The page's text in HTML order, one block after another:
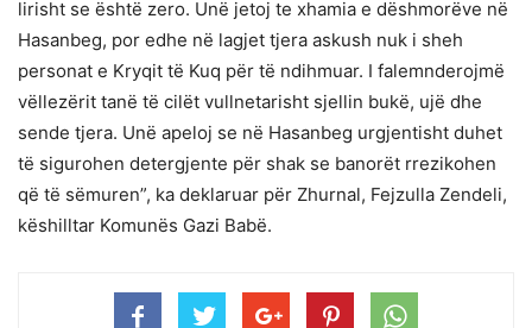
lirisht se është zero. Unë jetoj te xhamia e dëshmorëve në
Hasanbeg, por edhe në lagjet tjera askush nuk i sheh
personat e Kryqit të Kuq për të ndihmuar. I falemnderojmë
vëllezërit tanë të cilët vullnetarisht sjellin bukë, ujë dhe
sende tjera. Unë apeloj se në Hasanbeg urgjentisht duhet
të sigurohen detergjente për shak se banorët rrezikohen
që të sëmuren”, ka deklaruar për Zhurnal, Fejzulla Zendeli,
këshilltar Komunës Gazi Babë.